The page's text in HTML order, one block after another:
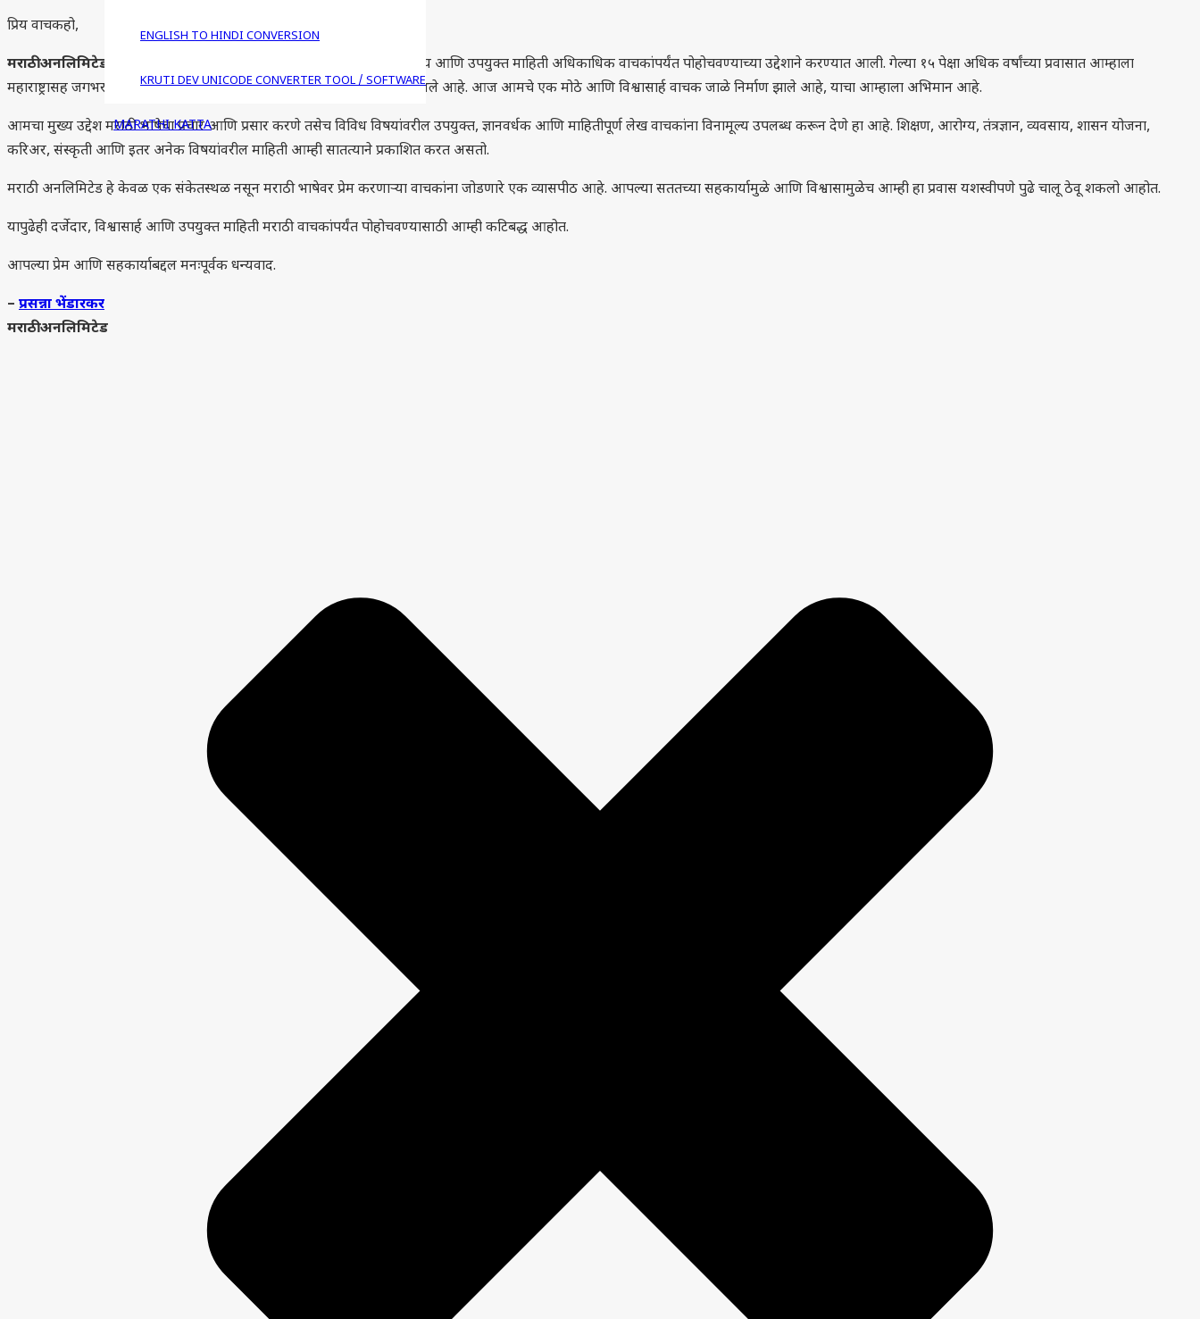
ENGLISH TO HINDI CONVERSION
KRUTI DEV UNICODE CONVERTER TOOL / SOFTWARE
MARATHI KATTA
प्रिय वाचकहो,
मराठी अनलिमिटेड
या संकेतस्थळाची सुरुवात सन २०१० मध्ये मराठी भाषा, साहित्य आणि उपयुक्त माहिती अधिकाधिक वाचकांपर्यंत पोहोचवण्याच्या उद्देशाने करण्यात आली. गेल्या १५ पेक्षा अधिक वर्षांच्या प्रवासात आम्हाला
महाराष्ट्रासह जगभरातील मराठी वाचकांचे प्रेम, विश्वास आणि भरभरून पाठबळ लाभले आहे. आज आमचे एक मोठे आणि विश्वासार्ह वाचक जाळे निर्माण झाले आहे, याचा आम्हाला अभिमान आहे.
आमचा मुख्य उद्देश मराठी भाषेचा प्रचार आणि प्रसार करणे तसेच विविध विषयांवरील उपयुक्त, ज्ञानवर्धक आणि माहितीपूर्ण लेख वाचकांना विनामूल्य उपलब्ध करून देणे हा आहे. शिक्षण, आरोग्य, तंत्रज्ञान, व्यवसाय, शासन योजना,
करिअर, संस्कृती आणि इतर अनेक विषयांवरील माहिती आम्ही सातत्याने प्रकाशित करत असतो.
मराठी अनलिमिटेड हे केवळ एक संकेतस्थळ नसून मराठी भाषेवर प्रेम करणाऱ्या वाचकांना जोडणारे एक व्यासपीठ आहे. आपल्या सततच्या सहकार्यामुळे आणि विश्वासामुळेच आम्ही हा प्रवास यशस्वीपणे पुढे चालू ठेवू शकलो आहोत.
यापुढेही दर्जेदार, विश्वासार्ह आणि उपयुक्त माहिती मराठी वाचकांपर्यंत पोहोचवण्यासाठी आम्ही कटिबद्ध आहोत.
आपल्या प्रेम आणि सहकार्याबद्दल मनःपूर्वक धन्यवाद.
– प्रसन्ना भेंडारकर
मराठी अनलिमिटेड